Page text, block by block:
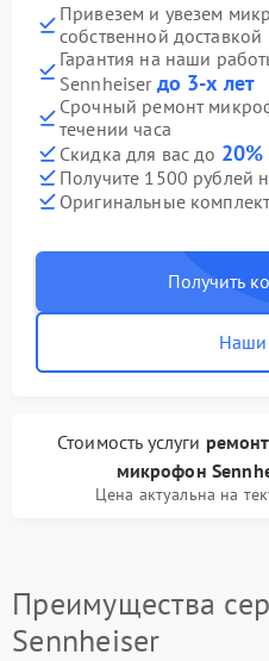
Привезем и увезем
собственной доставкой
Гарантия на наши
Sennheiser до 3-х лет
Срочный ремонт
течении часа
Скидка для вас до 20%
Получите 1500 рублей
Оригинальные
Получить
Стоимость услуги
микрофон
Цена актуальна на
Преимущества
Sennheiser